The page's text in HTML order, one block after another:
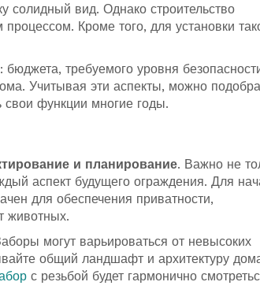
солидный вид. Однако строительство
Кроме того, для установки
требуемого уровня
Учитывая эти аспекты, можно
свои функции многие годы.
и планирование. Важно не
аспект будущего ограждения. Для
для обеспечения приватности,
животных.
могут варьироваться от невысоких
общий ландшафт и архитектуру
с резьбой будет гармонично